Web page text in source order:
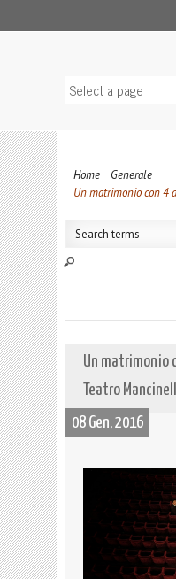
Home
Generale
Un matrimonio con 4
Un matrimonio
Teatro
08 Gen, 2016